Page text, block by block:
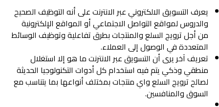
يعرف التسويق الالكتروني عبر الانترنت على أنه التوظيف الصحيح
والدروس لمواقع التواصل الاجتماعي أو المواقع الإلكترونية
من أجل ترويج السلع والمنتجات بطرق تفاعلية وتوظيف الوسائط
المتعددة في الوصول إلى العملاء.
تعريف آخر يرى أن التسويق عبر الانترنت ما هو إلا استغلال
منطقي وذكي يتم فيه استخدام كل أدوات التكنولوجيا الحديثة
لصالح ترويج السلع واي منتجات بمختلف أنواعها بما يتناسب مع
السوق والمنافسين.